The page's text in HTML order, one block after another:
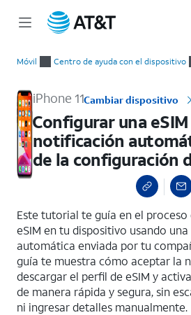
Móvil Centro de ayuda con el dispositivo
iPhone 11Cambiar dispositivo
Configurar una
notificación
de la configuración
Este tutorial te guía en el
eSIM en tu dispositivo usando
automática enviada por tu
guía te muestra cómo aceptar la
descargar el perfil de eSIM y
de manera rápida y segura, sin
ni ingresar detalles manualmente.